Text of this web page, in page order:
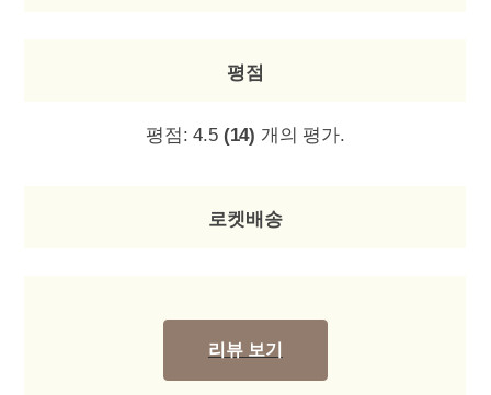
평점
평점:4.5 (14) 개의 평가.
로켓배송
리뷰 보기